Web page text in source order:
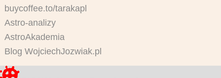
buycoffee.to/tarakapl
Astro-analizy
AstroAkademia
Blog WojciechJozwiak.pl